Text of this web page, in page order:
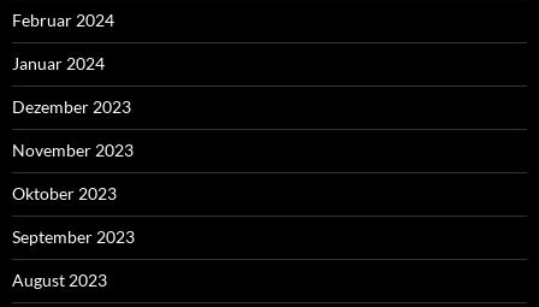
Februar 2024
Januar 2024
Dezember 2023
November 2023
Oktober 2023
September 2023
August 2023